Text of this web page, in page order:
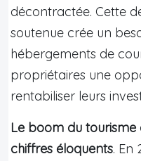
décontractée. Cette
soutenue crée un
hébergements de
propriétaires une
rentabiliser leurs
Le boom du
chiffres éloquents. En